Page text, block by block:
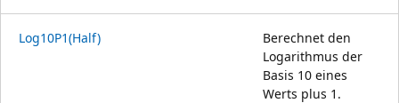
Log10P1(Half)
Berechnet den
Logarithmus der
Basis 10 eines
Werts plus 1.